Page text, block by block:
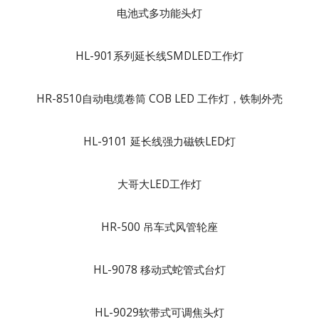
电池式多功能头灯
HL-901系列延长线SMDLED工作灯
HR-8510自动电缆卷筒 COB LED 工作灯，铁制外壳
HL-9101 延长线强力磁铁LED灯
大哥大LED工作灯
HR-500 吊车式风管轮座
HL-9078 移动式蛇管式台灯
HL-9029软带式可调焦头灯